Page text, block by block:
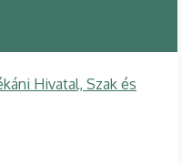
Hivatal, Szak és